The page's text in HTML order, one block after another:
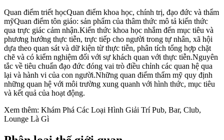
Quan điểm triết họcQuan điểm khoa học, chính trị, đạo đức và thẩm
mỹQuan điểm tôn giáo: sản phẩm của thâm thức mô tả kiến thức
qua trực giác cảm nhận.Kiến thức khoa học nhắm đến mục tiêu và
phương hướng thực tiễn, trực tiếp cho người trong tự nhân, xã hội
dựa theo quan sát và dữ kiện từ thực tiễn, phân tích tổng hợp chặt
chẽ và có kiểm nghiệm đối với sự khách quan với thực tiễn.Nguyên
tắc về tiêu chuẩn đạo đức đóng vai trò điều chỉnh các quan hệ qua
lại và hành vi của con người.Những quan điểm thẩm mỹ quy định
những quan hệ với môi trường xung quanh với hình thức, mục tiêu
và kết quả của hoạt động.
Xem thêm: Khám Phá Các Loại Hình Giải Trí Pub, Bar, Club,
Lounge Là Gì